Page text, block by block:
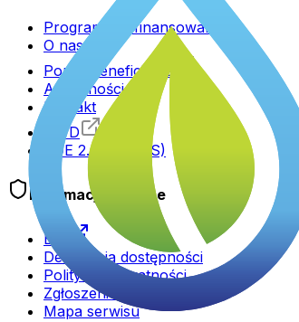
Programy dofinansowania
O nas
Portal Beneficjenta
Aktualności
Kontakt
GWD
PDE 2.0 (FEnIKS)
Informacje prawne
BIP
Deklaracja dostępności
Polityka prywatności
Zgłoszenie nadużycia
Mapa serwisu